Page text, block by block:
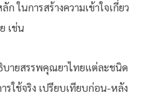
ในการสร้างความเข้าใจเกี่ยว
เช่น
บายสรรพคุณยาไทยแต่ละชนิด
รใช้จริง เปรียบเทียบก่อน-หลัง